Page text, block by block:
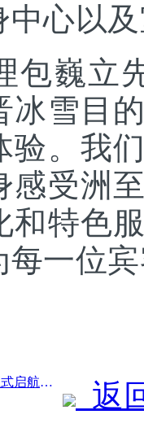
心以
巍立先
冰雪目
验。我
感受洲
和特色
一位
前一篇：中高端品牌竞盛酒店正式启航，开启电竞文旅融合新模式
返